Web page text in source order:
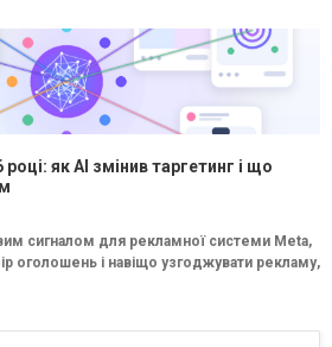
як AI змінив таргетинг і що
сигналом для рекламної системи Meta,
оголошень і навіщо узгоджувати рекламу,